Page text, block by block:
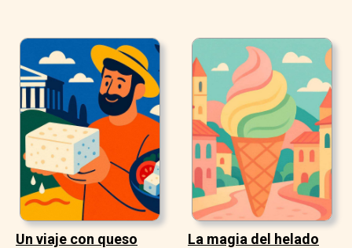
Un viaje con queso
La magia del helado